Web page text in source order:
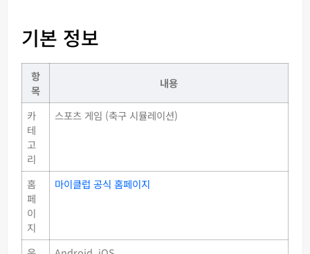
기본 정보
항
목
내용
카
테
고
리
스포츠 게임 (축구 시뮬레이션)
홈
페
이
지
마이클럽 공식 홈페이지